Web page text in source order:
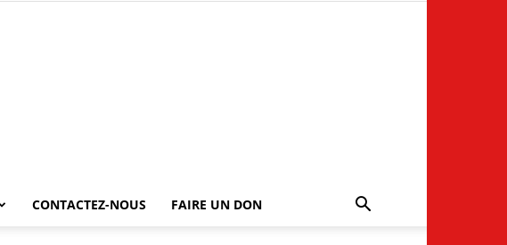
CONTACTEZ-NOUS FAIRE UN DON